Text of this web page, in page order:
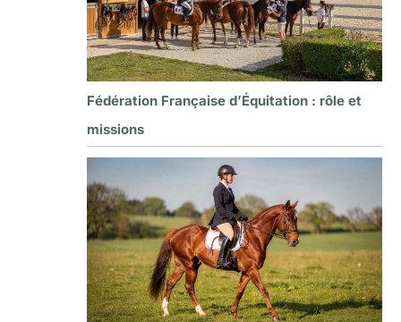
Fédération Française d’Équitation : rôle et
missions